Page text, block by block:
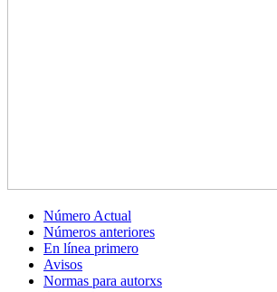
Número Actual
Números anteriores
En línea primero
Avisos
Normas para autorxs